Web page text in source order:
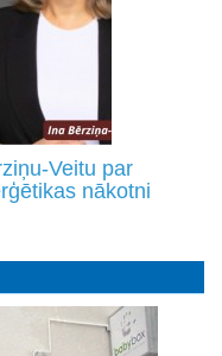
Veitu par
nākotni